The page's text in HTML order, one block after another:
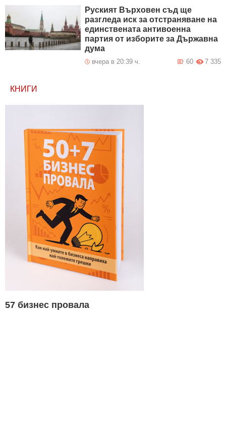
Руският Върховен съд ще
разгледа иск за отстраняване на
единствената антивоенна
партия от изборите за Държавна
дума
вчера в 20:39 ч. 7 335
60
КНИГИ
57 бизнес провала